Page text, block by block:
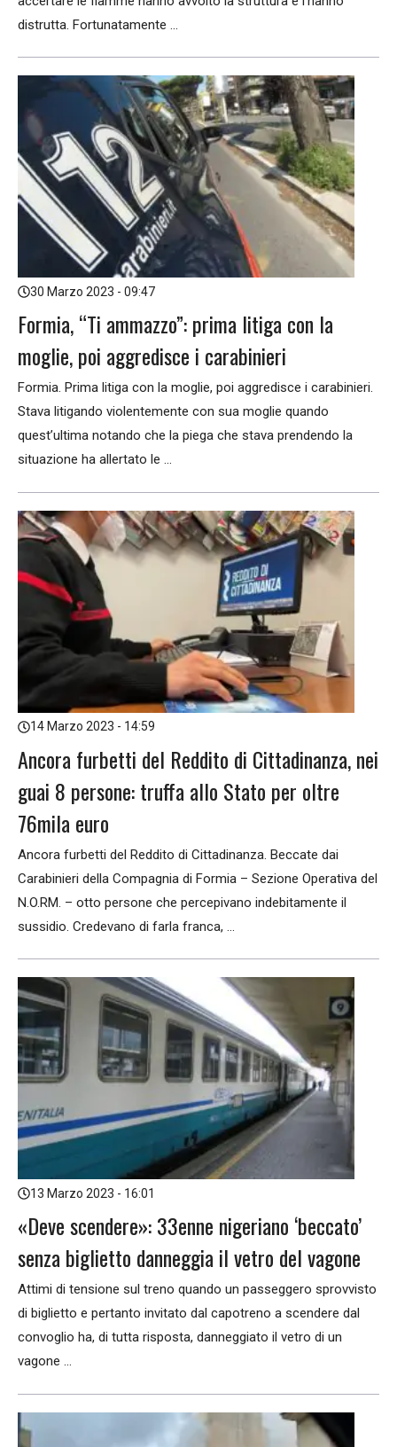
distrutta. Fortunatamente ...
30 Marzo 2023 - 09:47
Formia, “Ti ammazzo”: prima litiga con la
moglie, poi aggredisce i carabinieri
Formia. Prima litiga con la moglie, poi aggredisce i carabinieri.
Stava litigando violentemente con sua moglie quando
quest’ultima notando che la piega che stava prendendo la
situazione ha allertato le ...
14 Marzo 2023 - 14:59
Ancora furbetti del Reddito di Cittadinanza, nei
guai 8 persone: truffa allo Stato per oltre
76mila euro
Ancora furbetti del Reddito di Cittadinanza. Beccate dai
Carabinieri della Compagnia di Formia – Sezione Operativa del
N.O.RM. – otto persone che percepivano indebitamente il
sussidio. Credevano di farla franca, ...
13 Marzo 2023 - 16:01
«Deve scendere»: 33enne nigeriano ‘beccato’
senza biglietto danneggia il vetro del vagone
Attimi di tensione sul treno quando un passeggero sprovvisto
di biglietto e pertanto invitato dal capotreno a scendere dal
convoglio ha, di tutta risposta, danneggiato il vetro di un
vagone ...